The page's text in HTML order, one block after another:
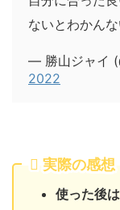
ないとわかん
— 勝山ジャイ
2022
実際の感想
使った後